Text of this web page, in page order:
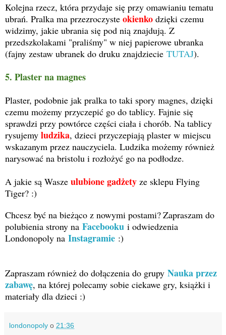
Kolejna rzecz, która przydaje się przy omawianiu tematu
ubrań. Pralka ma przezroczyste okienko dzięki czemu
widzimy, jakie ubrania się pod nią znajdują. Z
przedszkolakami "praliśmy" w niej papierowe ubranka
(fajny zestaw ubranek do druku znajdziecie TUTAJ).
5. Plaster na magnes
Plaster, podobnie jak pralka to taki spory magnes, dzięki
czemu możemy przyczepić go do tablicy. Fajnie się
sprawdzi przy powtórce części ciała i chorób. Na tablicy
rysujemy ludzika, dzieci przyczepiają plaster w miejscu
wskazanym przez nauczyciela. Ludzika możemy również
narysować na bristolu i rozłożyć go na podłodze.
A jakie są Wasze ulubione gadżety ze sklepu Flying
Tiger? :)
Chcesz być na bieżąco z nowymi postami?Zapraszam do
polubienia strony na Facebooku i odwiedzenia
Londonopoly na Instagramie :)
Zapraszam również do dołączenia do grupy Nauka przez
zabawę, na której polecamy sobie ciekawe gry, książki i
materiały dla dzieci :)
londonopoly o 21:36